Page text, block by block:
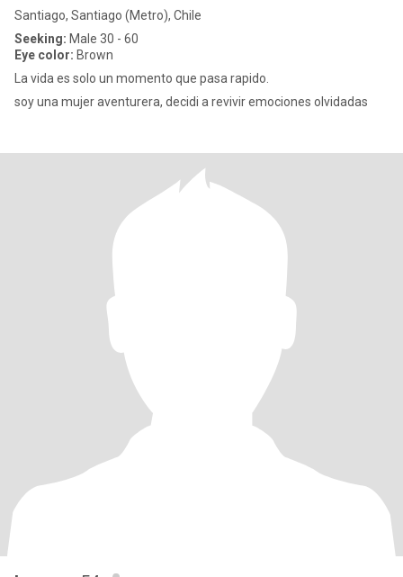
Santiago, Santiago (Metro), Chile
Seeking: Male 30 - 60
Eye color: Brown
La vida es solo un momento que pasa rapido.
soy una mujer aventurera, decidi a revivir emociones olvidadas